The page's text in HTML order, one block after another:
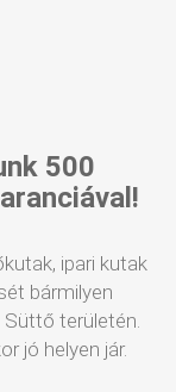
500
ipari kutak
bármilyen
területén.
jó helyen jár.